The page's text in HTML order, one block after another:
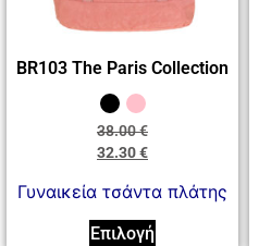
BR103 The Paris Collection
38.00€
32.30€
Γυναικεία τσάντα πλάτης
Επιλογή